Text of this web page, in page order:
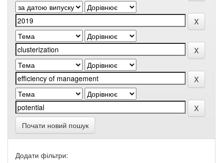
Почати новий пошук
Додати фільтри: